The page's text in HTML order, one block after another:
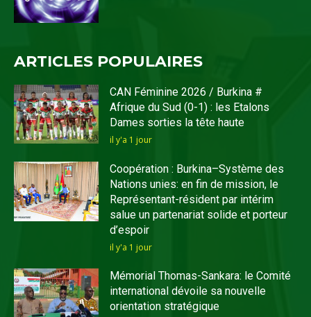
ARTICLES POPULAIRES
CAN Féminine 2026 / Burkina #
Afrique du Sud (0-1) : les Etalons
Dames sorties la tête haute
il y'a 1 jour
Coopération : Burkina–Système des
Nations unies: en fin de mission, le
Représentant-résident par intérim
salue un partenariat solide et porteur
d’espoir
il y'a 1 jour
Mémorial Thomas-Sankara: le Comité
international dévoile sa nouvelle
orientation stratégique